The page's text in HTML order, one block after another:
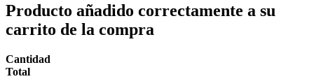
Producto añadido correctamente a su
carrito de la compra
Cantidad
Total